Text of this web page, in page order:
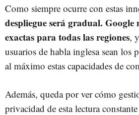
Como siempre ocurre con estas
despliegue será gradual. Google
exactas para todas las regiones,
usuarios de habla inglesa sean los
al máximo estas capacidades de
Además, queda por ver cómo
privacidad de esta lectura